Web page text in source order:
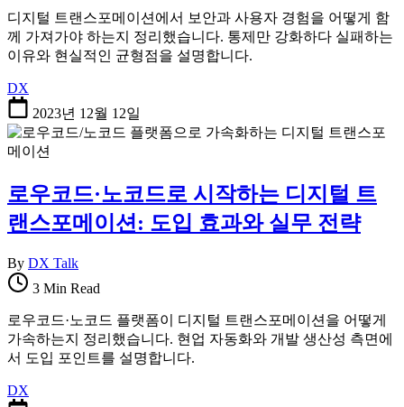
디지털 트랜스포메이션에서 보안과 사용자 경험을 어떻게 함
께 가져가야 하는지 정리했습니다. 통제만 강화하다 실패하는
이유와 현실적인 균형점을 설명합니다.
DX
2023년 12월 12일
로우코드·노코드로 시작하는 디지털 트
랜스포메이션: 도입 효과와 실무 전략
By DX Talk
3 Min Read
로우코드·노코드 플랫폼이 디지털 트랜스포메이션을 어떻게
가속하는지 정리했습니다. 현업 자동화와 개발 생산성 측면에
서 도입 포인트를 설명합니다.
DX